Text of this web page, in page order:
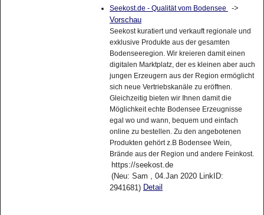
Seekost.de - Qualität vom Bodensee
->
Vorschau
Seekost kuratiert und verkauft regionale und
exklusive Produkte aus der gesamten
Bodenseeregion. Wir kreieren damit einen
digitalen Marktplatz, der es kleinen aber auch
jungen Erzeugern aus der Region ermöglicht
sich neue Vertriebskanäle zu eröffnen.
Gleichzeitig bieten wir Ihnen damit die
Möglichkeit echte Bodensee Erzeugnisse
egal wo und wann, bequem und einfach
online zu bestellen. Zu den angebotenen
Produkten gehört z.B Bodensee Wein,
Brände aus der Region und andere Feinkost.
https://seekost.de
(Neu: Sam , 04.Jan 2020 LinkID:
2941681) Detail